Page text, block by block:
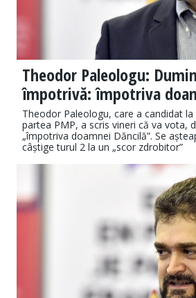
Theodor Paleologu:
împotrivă: împotriva
Theodor Paleologu, care a candidat
partea PMP, a scris vineri că va vota,
„împotriva doamnei Dăncilă”. Se
câștige turul 2 la un „scor zdrobitor”